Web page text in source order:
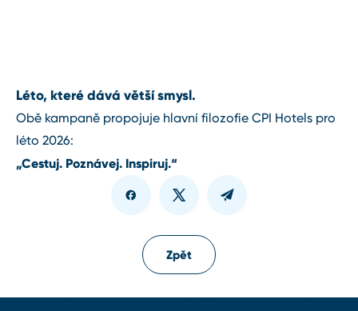
Léto, které dává větší smysl.
Obě kampaně propojuje hlavní filozofie CPI Hotels pro
léto 2026:
„Cestuj. Poznávej. Inspiruj.“
Zpět